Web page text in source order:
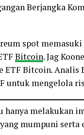
Berjangka
spot
Bitcoin. Jag
ETF Bitcoin.
untuk mengelola
hanya melakukan
mumpuni